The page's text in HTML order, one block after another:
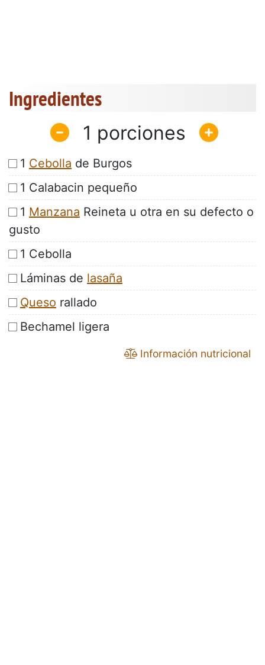
Ingredientes
1
1 Cebolla de Burgos
1 Calabacin pequeño
1 Manzana Reineta u otra en su defecto o
gusto
1 Cebolla
Láminas de lasaña
Queso rallado
Bechamel ligera
Información nutricional